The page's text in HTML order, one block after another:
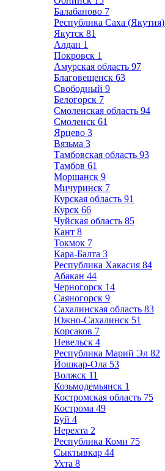
Балабаново 7
Республика Саха (Якутия)
Якутск 81
Алдан 1
Покровск 1
Амурская область 97
Благовещенск 63
Свободный 9
Белогорск 7
Смоленская область 94
Смоленск 61
Ярцево 3
Вязьма 3
Тамбовская область 93
Тамбов 61
Моршанск 9
Мичуринск 7
Курская область 91
Курск 66
Чуйская область 85
Кант 8
Токмок 7
Кара-Балта 3
Республика Хакасия 84
Абакан 44
Черногорск 14
Саяногорск 9
Сахалинская область 83
Южно-Сахалинск 51
Корсаков 7
Невельск 4
Республика Марий Эл 82
Йошкар-Ола 53
Волжск 11
Козьмодемьянск 1
Костромская область 75
Кострома 49
Буй 4
Нерехта 2
Республика Коми 75
Сыктывкар 44
Ухта 8